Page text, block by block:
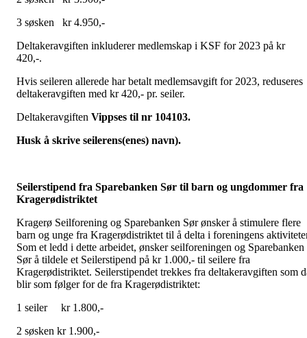
3 søsken kr 4.950,-
Deltakeravgiften inkluderer medlemskap i KSF for 2023 på kr
420,-.
Hvis seileren allerede har betalt medlemsavgift for 2023, reduseres
deltakeravgiften med kr 420,- pr. seiler.
Deltakeravgiften Vippses til nr 104103.
Husk å skrive seilerens(enes) navn).
Seilerstipend fra Sparebanken Sør til barn og ungdommer fra
Kragerødistriktet
Kragerø Seilforening og Sparebanken Sør ønsker å stimulere flere
barn og unge fra Kragerødistriktet til å delta i foreningens
Som et ledd i dette arbeidet, ønsker seilforeningen og Sparebanken
Sør å tildele et Seilerstipend på kr 1.000,- til seilere fra
Kragerødistriktet. Seilerstipendet trekkes fra deltakeravgiften som
blir som følger for de fra Kragerødistriktet:
1 seiler kr 1.800,-
2 søsken kr 1.900,-